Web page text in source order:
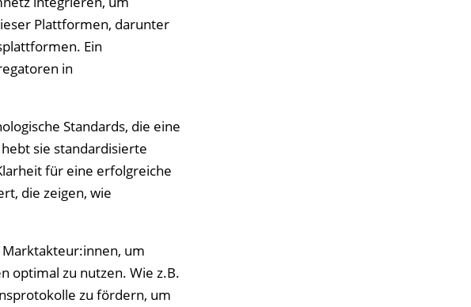
Plattformen, darunter
Ein
in
Standards, die eine
sie standardisierte
für eine erfolgreiche
die zeigen, wie
um
optimal zu nutzen. Wie z.B.
zu fördern, um